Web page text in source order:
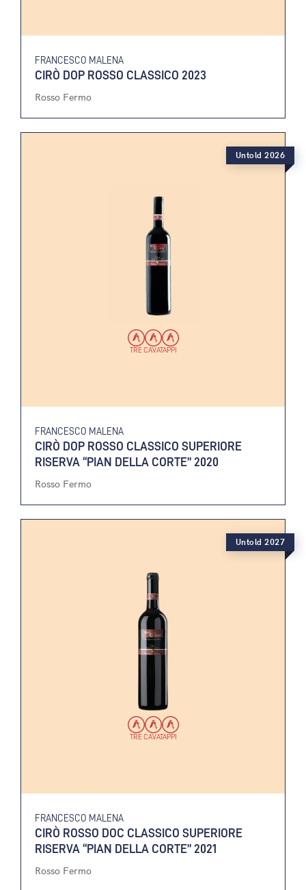
FRANCESCO MALENA
CIRÒ DOP ROSSO CLASSICO 2023
Rosso Fermo
TRE CAVATAPPI
FRANCESCO MALENA
CIRÒ DOP ROSSO CLASSICO SUPERIORE
RISERVA “PIAN DELLA CORTE” 2020
Rosso Fermo
Untold 2026
TRE CAVATAPPI
FRANCESCO MALENA
CIRÒ ROSSO DOC CLASSICO SUPERIORE
RISERVA “PIAN DELLA CORTE” 2021
Rosso Fermo
Untold 2027